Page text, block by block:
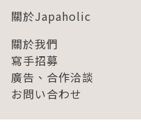
關於Japaholic
關於我們
寫手招募
廣告、合作洽談
お問い合わせ